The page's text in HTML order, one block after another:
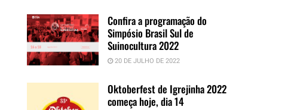
Confira a programação do
Simpósio Brasil Sul de
Suinocultura 2022
20 DE JULHO DE 2022
Oktoberfest de Igrejinha 2022
começa hoje, dia 14